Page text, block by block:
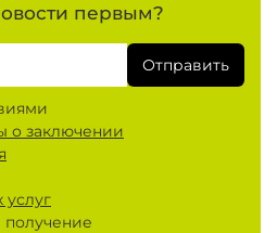
первым?
Отправить
о заключении
услуг
получение